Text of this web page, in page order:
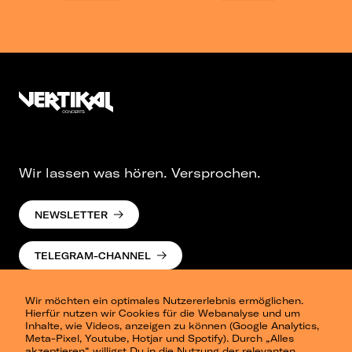
Wir möchten ein optimales Nutzererlebnis ermöglichen.
Hierfür nutzen wir Cookies für die Webanalyse und um
Inhalte, wie Videos, anzeigen zu können (Google Analytics,
Meta-Pixel, Youtube, Hotjar und Spotify). Durch „Alles
Wir lassen was hören. Versprochen.
NEWSLETTER
TELEGRAM-CHANNEL